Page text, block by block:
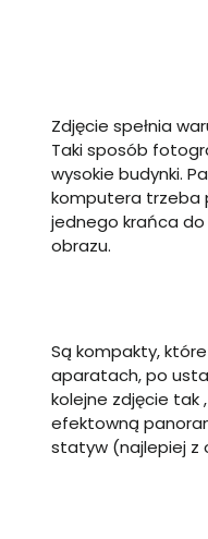
Zdjęcie spełnia
Taki sposób
wysokie budynki.
komputera trzeba
jednego krańca
obrazu.
Są kompakty,
aparatach, po
kolejne zdjęcie tak
efektowną
statyw (najlepiej z